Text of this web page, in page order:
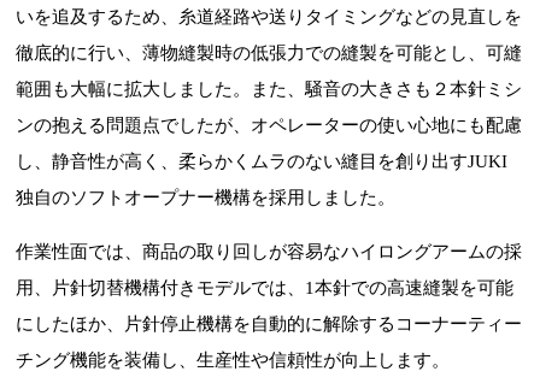
いを追及するため、糸道経路や送りタイミングなどの見直しを
徹底的に行い、薄物縫製時の低張力での縫製を可能とし、可縫
範囲も大幅に拡大しました。また、騒音の大きさも２本針ミシ
ンの抱える問題点でしたが、オペレーターの使い心地にも配慮
し、静音性が高く、柔らかくムラのない縫目を創り出すJUKI
独自のソフトオープナー機構を採用しました。
作業性面では、商品の取り回しが容易なハイロングアームの採
用、片針切替機構付きモデルでは、1本針での高速縫製を可能
にしたほか、片針停止機構を自動的に解除するコーナーティー
チング機能を装備し、生産性や信頼性が向上します。